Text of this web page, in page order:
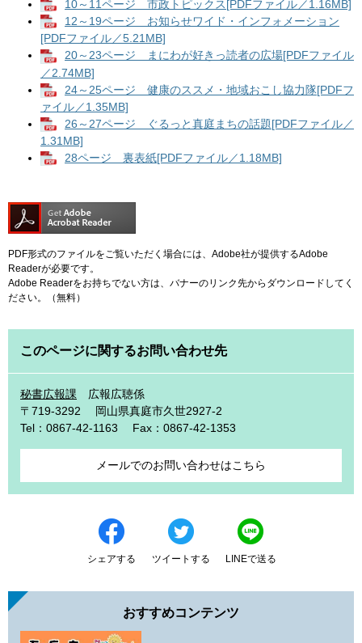
10～11ページ 市政トピックス[PDFファイル／1.16MB]
12～19ページ お知らせワイド・インフォメーション
[PDFファイル／5.21MB]
20～23ページ まにわが好きっ読者の広場[PDFファイル
／2.74MB]
24～25ページ 健康のススメ・地域おこし協力隊[PDFフ
ァイル／1.35MB]
26～27ページ ぐるっと真庭まちの話題[PDFファイル／
1.31MB]
28ページ 裏表紙[PDFファイル／1.18MB]
PDF形式のファイルをご覧いただく場合には、Adobe社が提供するAdobe
Readerが必要です。
Adobe Readerをお持ちでない方は、バナーのリンク先からダウンロードしてく
ださい。（無料）
このページに関するお問い合わせ先
秘書広報課
広報広聴係
〒719-3292
岡山県真庭市久世2927-2
Tel：0867-42-1163
Fax：0867-42-1353
メールでのお問い合わせはこちら
シェアする ツイートする LINEで送る
おすすめコンテンツ